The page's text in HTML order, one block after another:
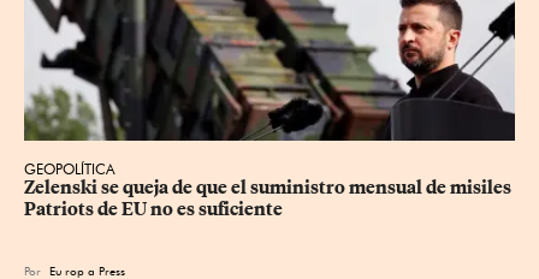
GEOPOLÍTICA
Zelenski se queja de que el suministro mensual de misiles
Patriots de EU no es suficiente
Por Eu rop a Press